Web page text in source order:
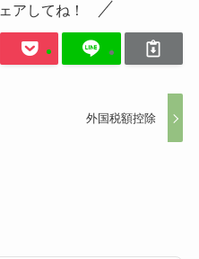
アしてね！
外国税額控除